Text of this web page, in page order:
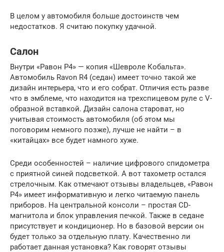
В целом у автомобиля больше достоинств чем
недостатков. Я считаю покупку удачной.
Салон
Внутри «Равон Р4» — копия «Шевроле Кобальта».
Автомобиль Ravon R4 (седан) имеет точно такой же
дизайн интерьера, что и его собрат. Отличия есть разве
что в эмблеме, что находится на трехспицевом руле с V-
образной вставкой. Дизайн салона староват, но
учитывая стоимость автомобиля (об этом мы
поговорим немного позже), лучше не найти – в
«китайцах» все будет намного хуже.
Среди особенностей – наличие цифрового спидометра
с приятной синей подсветкой. А вот тахометр остался
стрелочным. Как отмечают отзывы владельцев, «Равон
Р4» имеет информативную и легко читаемую панель
приборов. На центральной консоли – простая CD-
магнитола и блок управления печкой. Также в седане
присутствует и кондиционер. Но в базовой версии он
будет только за отдельную плату. Качественно ли
работает данная установка? Как говорят отзывы